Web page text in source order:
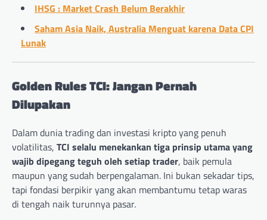
IHSG : Market Crash Belum Berakhir
Saham Asia Naik, Australia Menguat karena Data CPI
Lunak
Golden Rules TCI: Jangan Pernah
Dilupakan
Dalam dunia trading dan investasi kripto yang penuh
volatilitas, TCI selalu menekankan tiga prinsip utama yang
wajib dipegang teguh oleh setiap trader, baik pemula
maupun yang sudah berpengalaman. Ini bukan sekadar tips,
tapi fondasi berpikir yang akan membantumu tetap waras
di tengah naik turunnya pasar.